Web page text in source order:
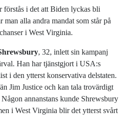
förstås i det att Biden lyckas bli
man alla andra mandat som står på
i West Virginia.
, 32, inlett sin kampanj
Han har tjänstgjort i USA:s
i den ytterst konservativa delstaten.
Jim Justice och kan tala trovärdigt
annanstans kunde Shrewsbury
i West Virginia blir det ytterst svårt